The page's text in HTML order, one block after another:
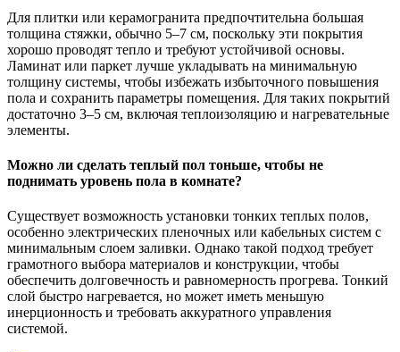
Для плитки или керамогранита предпочтительна большая
толщина стяжки, обычно 5–7 см, поскольку эти покрытия
хорошо проводят тепло и требуют устойчивой основы.
Ламинат или паркет лучше укладывать на минимальную
толщину системы, чтобы избежать избыточного повышения
пола и сохранить параметры помещения. Для таких покрытий
достаточно 3–5 см, включая теплоизоляцию и нагревательные
элементы.
Можно ли сделать теплый пол тоньше, чтобы не
поднимать уровень пола в комнате?
Существует возможность установки тонких теплых полов,
особенно электрических пленочных или кабельных систем с
минимальным слоем заливки. Однако такой подход требует
грамотного выбора материалов и конструкции, чтобы
обеспечить долговечность и равномерность прогрева. Тонкий
слой быстро нагревается, но может иметь меньшую
инерционность и требовать аккуратного управления
системой.